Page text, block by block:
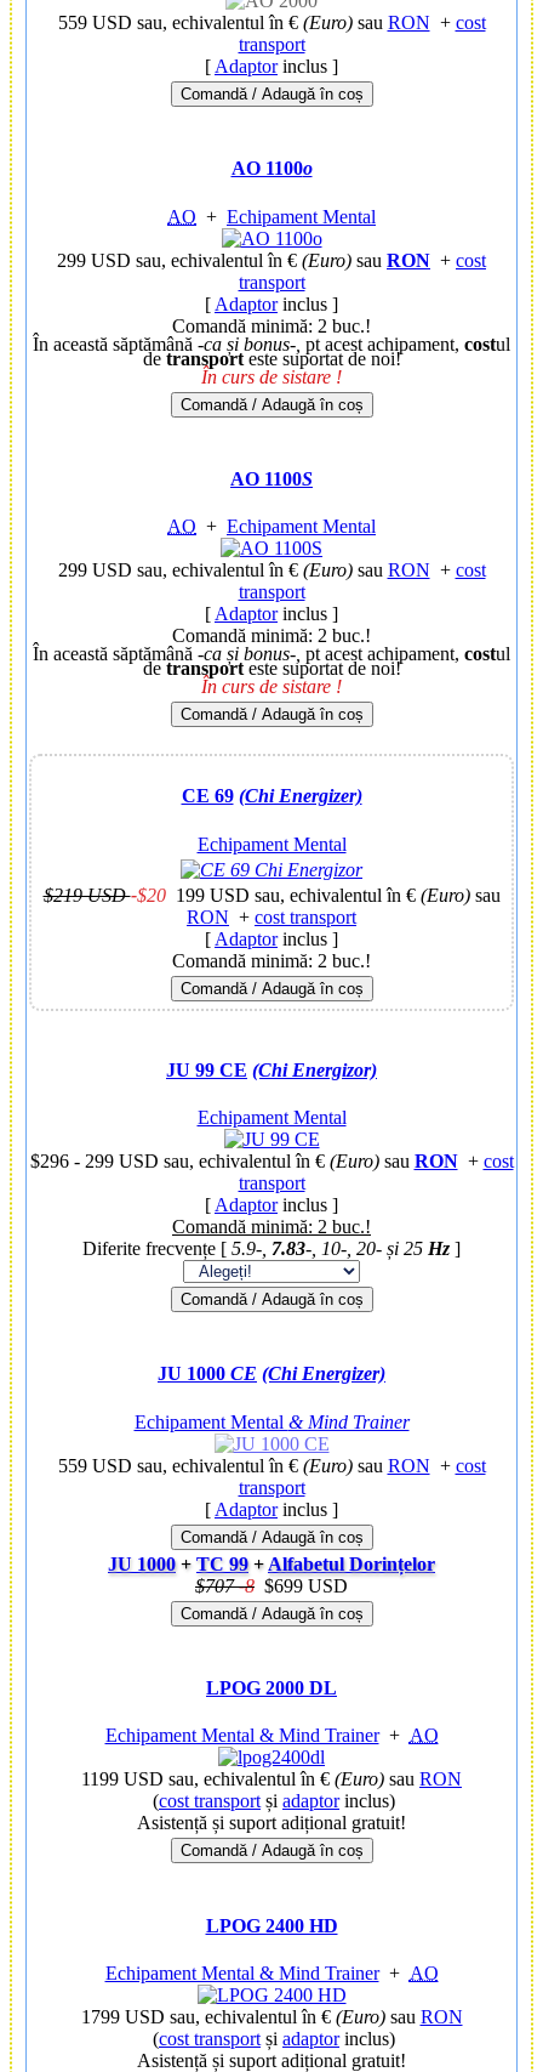
559 USD sau, echivalentul în € (Euro)sau RON + cost
transport
[ Adaptorinclus ]
Comandă / Adaugă în coș
AO 1100o
AO + Echipament Mental
299 USD sau, echivalentul în € (Euro) sau RON + cost
transport
[ Adaptorinclus ]
Comandă minimă: 2 buc.!
În această săptămână -ca și bonus-, pt acest achipament, costul
de transporteste suportat de noi!
În curs de sistare !
Comandă / Adaugă în coș
AO 1100S
AO + Echipament Mental
299 USD sau, echivalentul în € (Euro)sau RON + cost
transport
[ Adaptorinclus ]
Comandă minimă: 2 buc.!
În această săptămână -ca și bonus-, pt acest achipament, costul
de transporteste suportat de noi!
În curs de sistare !
Comandă / Adaugă în coș
CE 69 (Chi Energizer)
Echipament Mental
$219 USD-$20199 USD sau, echivalentul în € (Euro)sau
RON + cost transport
[ Adaptorinclus ]
Comandă minimă: 2 buc.!
Comandă / Adaugă în coș
JU 99 CE (Chi Energizor)
Echipament Mental
$296 - 299 USD sau, echivalentul în € (Euro)sau RON + cost
transport
[ Adaptorinclus ]
Comandă minimă: 2 buc.!
Diferite frecvențe [ 5.9-, 7.83-, 10-, 20- și 25 Hz ]
Comandă / Adaugă în coș
JU 1000 CE (Chi Energizer)
Echipament Mental & Mind Trainer
559 USD sau, echivalentul în € (Euro)sau RON + cost
transport
[ Adaptorinclus ]
Comandă / Adaugă în coș
JU 1000+ TC 99+ Alfabetul Dorințelor
$707-8 $699 USD
Comandă / Adaugă în coș
LPOG 2000 DL
Echipament Mental & Mind Trainer+ AO
1199 USD sau, echivalentul în € (Euro) sau RON
(cost transport și adaptorinclus)
Asistență și suport adițional gratuit!
Comandă / Adaugă în coș
LPOG 2400 HD
Echipament Mental & Mind Trainer+ AO
1799 USD sau, echivalentul în € (Euro)sau RON
(cost transport și adaptorinclus)
Asistență și suport adițional gratuit!